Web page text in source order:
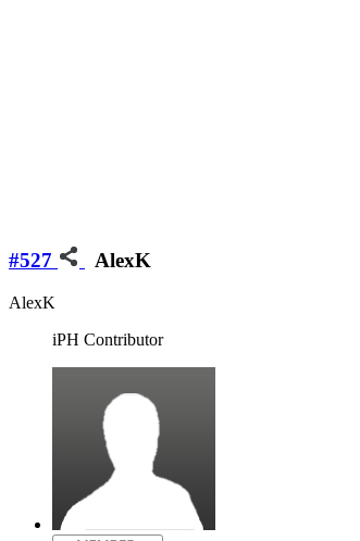
#527 AlexK
AlexK
iPH Contributor